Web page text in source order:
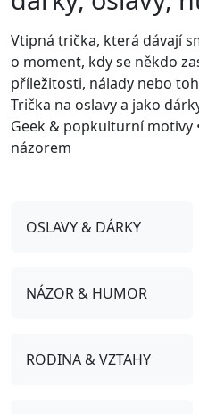
Vtipná trička, která dávají
o moment, kdy se někdo
příležitosti, nálady nebo
Trička na oslavy a jako
Geek & popkulturní motivy
názorem
OSLAVY & DÁRKY
NÁZOR & HUMOR
RODINA & VZTAHY